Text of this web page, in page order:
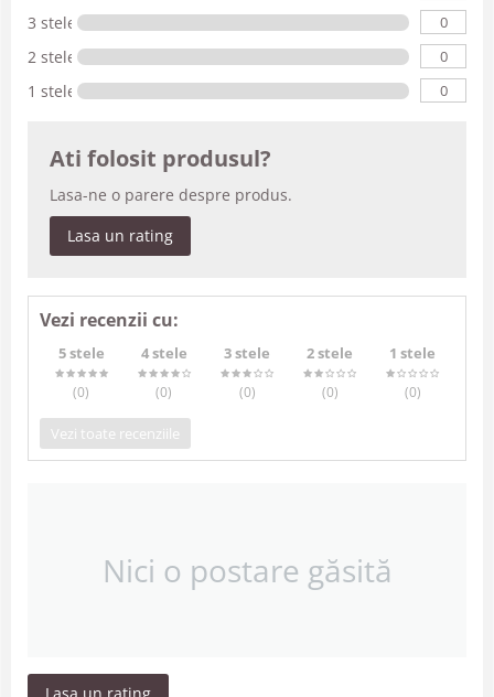
3 stele 0
2 stele 0
1 stele 0
Ati folosit produsul?
Lasa-ne o parere despre produs.
Lasa un rating
Vezi recenzii cu:
5 stele
(0)
4 stele
(0)
3 stele
(0)
2 stele
(0)
1 stele
(0)
Vezi toate recenziile
Nici o postare găsită